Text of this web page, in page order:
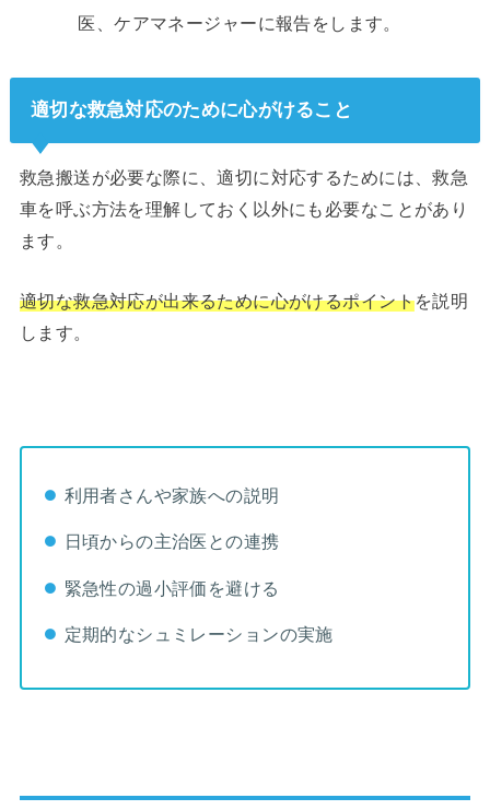
医、ケアマネージャーに報告をします。
適切な救急対応のために心がけること
救急搬送が必要な際に、適切に対応するためには、救急
車を呼ぶ方法を理解しておく以外にも必要なことがあり
ます。
適切な救急対応が出来るために心がけるポイントを説明
します。
利用者さんや家族への説明
日頃からの主治医との連携
緊急性の過小評価を避ける
定期的なシュミレーションの実施